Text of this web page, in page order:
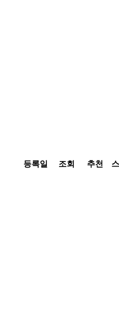
등록일 조회 추천